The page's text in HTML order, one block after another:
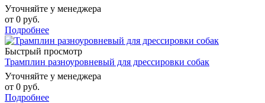
Уточняйте у менеджера
от 0 руб.
Подробнее
Быстрый просмотр
Трамплин разноуровневый для дрессировки собак
Уточняйте у менеджера
от 0 руб.
Подробнее